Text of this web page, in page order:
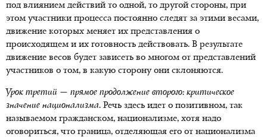
под влиянием действий то одной, то другой стороны, при
этом участники процесса постоянно следят за этими весами,
движение которых меняет их представления о
происходящем и их готовность действовать. В результате
движение весов будет зависеть во многом от представлений
участников о том, в какую сторону они склоняются.
Урок третий — прямое продолжение второго: критическое
значение национализма. Речь здесь идет о позитивном, так
называемом гражданском, национализме, хотя надо
оговориться, что граница, отделяющая его от национализма